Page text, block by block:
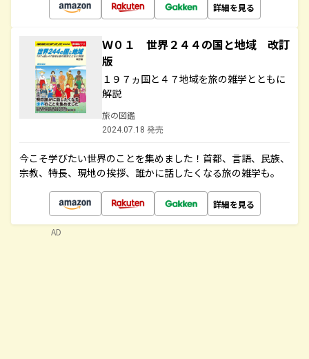
詳細を見る
Ｗ０１ 世界２４４の国と地域 改訂
版
１９７ヵ国と４７地域を旅の雑学とともに
解説
旅の図鑑
2024.07.18 発売
今こそ学びたい世界のことを集めました！首都、言語、民族、
宗教、特長、現地の挨拶、誰かに話したくなる旅の雑学も。
詳細を見る
AD